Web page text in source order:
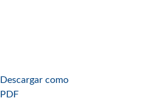
Descargar como
PDF